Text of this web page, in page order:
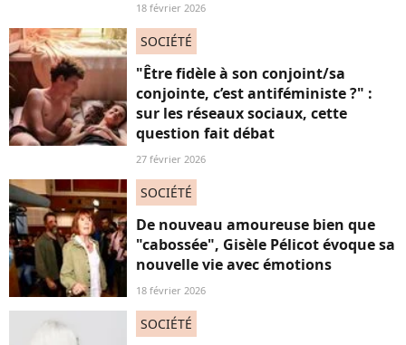
18 février 2026
SOCIÉTÉ
"Être fidèle à son conjoint/sa
conjointe, c’est antiféministe ?" :
sur les réseaux sociaux, cette
question fait débat
27 février 2026
SOCIÉTÉ
De nouveau amoureuse bien que
"cabossée", Gisèle Pélicot évoque sa
nouvelle vie avec émotions
18 février 2026
SOCIÉTÉ